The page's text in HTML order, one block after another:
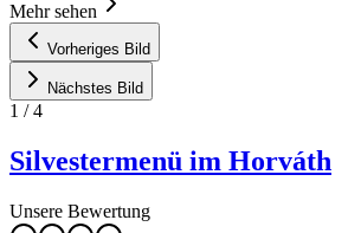
Mehr sehen
Vorheriges Bild
Nächstes Bild
1 /4
Silvestermenü im Horváth
Unsere Bewertung